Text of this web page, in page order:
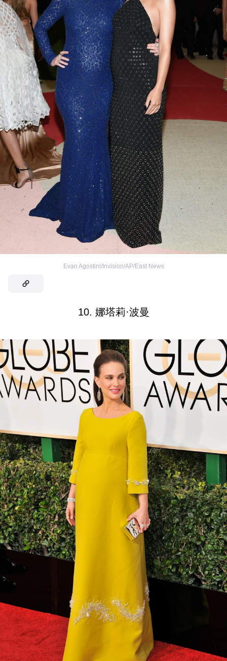
Evan Agostini/Invision/AP/East News
10. 娜塔莉·波曼